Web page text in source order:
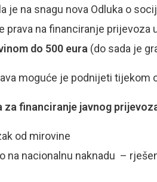
je na snagu nova Odluka o
prava na financiranje prijevoza
do 500 eura (do sada je
moguće je podnijeti tijekom
za financiranje javnog
od mirovine
na nacionalnu naknadu –